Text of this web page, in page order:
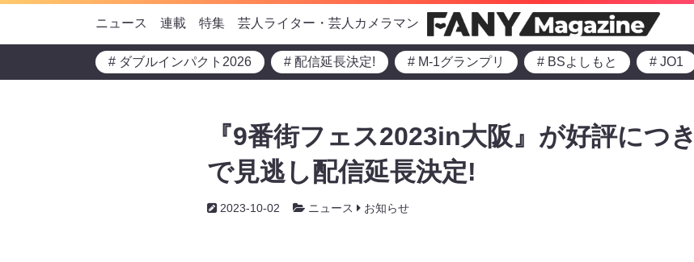
ニュース 連載 特集 芸人ライター・芸人カメラマン
# ダブルインパクト2026 # 配信延長決定! # M-1グランプリ # BSよしもと # JO1
『9番街フェス2023in大阪』が好評につ
で見逃し配信延長決定!
2023-10-02 ニュース お知らせ